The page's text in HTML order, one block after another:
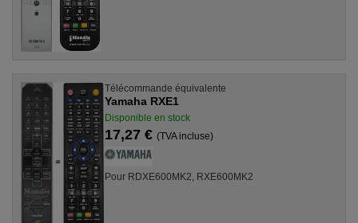
Télécommande équivalente
Yamaha RXE1
Disponible en stock
17,27 €(TVA incluse)
Pour RDXE600MK2, RXE600MK2